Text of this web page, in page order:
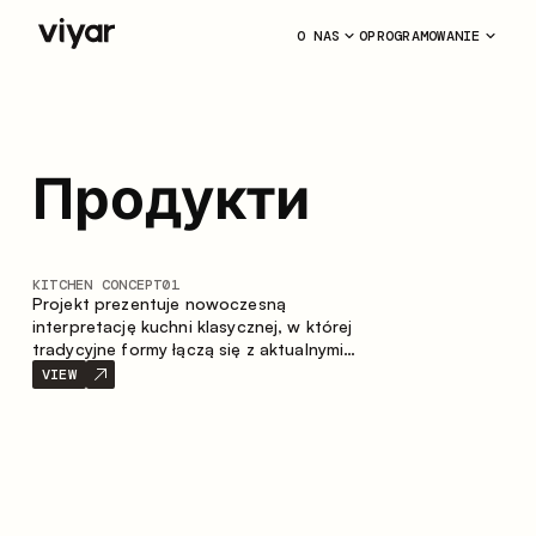
O NAS OPROGRAMOWANIE
Продукти
KITCHEN CONCEPT01
Projekt prezentuje nowoczesną
interpretację kuchni klasycznej, w której
tradycyjne formy łączą się z aktualnymi
materiałami oraz stonowaną paletą
kolorystyczną. Przemyślana i przestronna
VIEW